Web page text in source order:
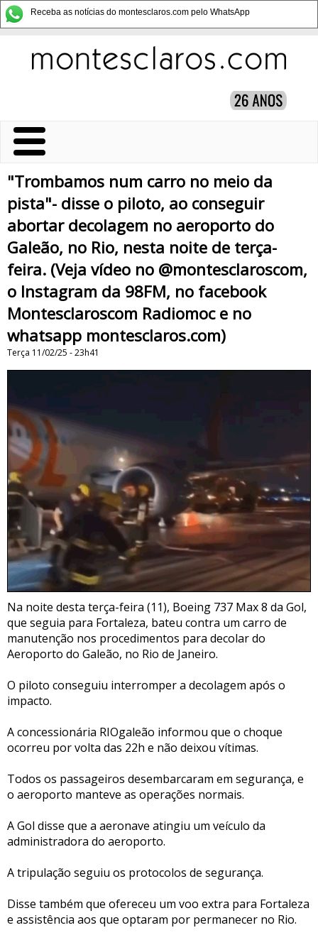
Receba as notícias do montesclaros.com pelo WhatsApp
"Trombamos num carro no meio da
pista"- disse o piloto, ao conseguir
abortar decolagem no aeroporto do
Galeão, no Rio, nesta noite de terça-
feira. (Veja vídeo no @montesclaroscom,
o Instagram da 98FM, no facebook
Montesclaroscom Radiomoc e no
whatsapp montesclaros.com)
Terça 11/02/25 - 23h41
Na noite desta terça-feira (11), Boeing 737 Max 8 da Gol,
que seguia para Fortaleza, bateu contra um carro de
manutenção nos procedimentos para decolar do
Aeroporto do Galeão, no Rio de Janeiro.
O piloto conseguiu interromper a decolagem após o
impacto.
A concessionária RIOgaleão informou que o choque
ocorreu por volta das 22h e não deixou vítimas.
Todos os passageiros desembarcaram em segurança, e
o aeroporto manteve as operações normais.
A Gol disse que a aeronave atingiu um veículo da
administradora do aeroporto.
A tripulação seguiu os protocolos de segurança.
Disse também que ofereceu um voo extra para Fortaleza
e assistência aos que optaram por permanecer no Rio.